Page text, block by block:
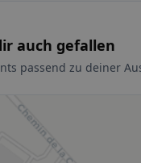
auch gefallen
passend zu deiner